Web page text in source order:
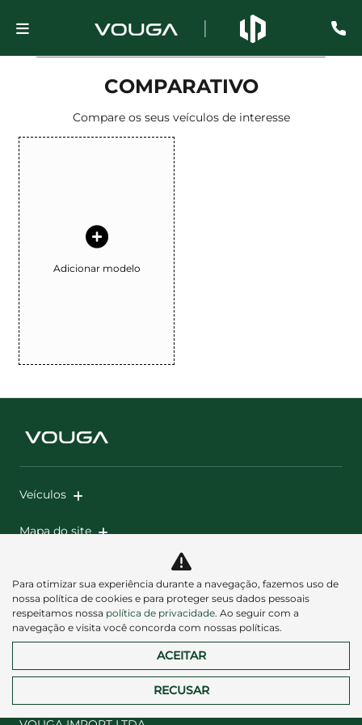
COMPARATIVO
Compare os seus veículos de interesse
Adicionar modelo
Veículos
Mapa do site
Desacelere. Seu bem maior é a vida.
Para otimizar sua experiência durante a navegação, fazemos uso de
nossa política de cookies e para proteger seus dados pessoais
respeitamos nossa política de privacidade. Ao seguir com a
navegação e visita você concorda com nossas políticas.
ACEITAR
RECUSAR